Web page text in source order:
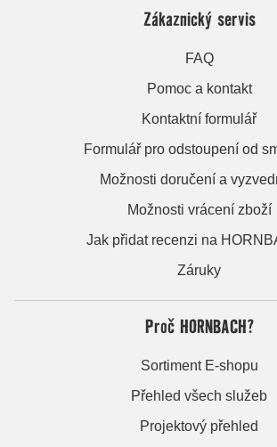
Zákaznický servis
FAQ
Pomoc a kontakt
Kontaktní formulář
Formulář pro odstoupení od
Možnosti doručení a
Možnosti vrácení zboží
Jak přidat recenzi na
Záruky
Proč HORNBACH?
Sortiment E-shopu
Přehled všech služeb
Projektový přehled